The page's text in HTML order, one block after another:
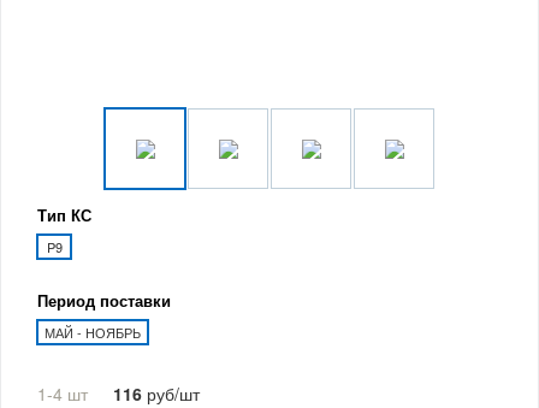
Тип КС
P9
Период поставки
МАЙ - НОЯБРЬ
1-4 шт 116 руб/шт